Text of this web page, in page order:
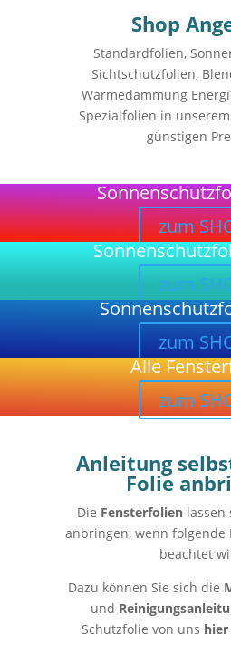
Shop
Standardfolien,
Sichtschutzfolien,
Wärmedämmung
Spezialfolien in
günstigen
zum
zum
zum
Alle
zum
Anleitung
Folie
Die Fensterfolienlassen
anbringen, wenn
beachtet
Dazu können Sie sich die
und
Schutzfolie von uns hier